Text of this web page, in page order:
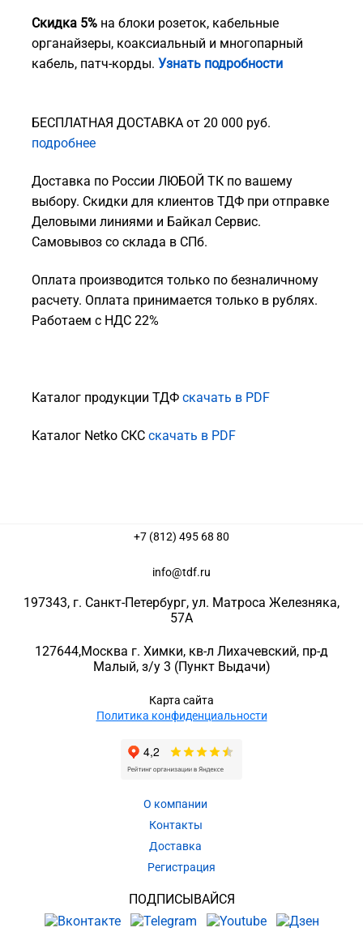
Скидка 5% на блоки розеток, кабельные
органайзеры, коаксиальный и многопарный
кабель, патч-корды. Узнать подробности
БЕСПЛАТНАЯ ДОСТАВКА от 20 000 руб.
подробнее
Доставка по России ЛЮБОЙ ТК по вашему
выбору. Скидки для клиентов ТДФ при отправке
Деловыми линиями и Байкал Сервис.
Самовывоз со склада в СПб.
Оплата производится только по безналичному
расчету. Оплата принимается только в рублях.
Работаем с НДС 22%
Каталог продукции ТДФ скачать в PDF
Каталог Netko СКС скачать в PDF
+7 (812) 495 68 80
info@tdf.ru
197343, г. Санкт-Петербург, ул. Матроса Железняка,
57A
127644,Москва г. Химки, кв-л Лихачевский, пр-д
Малый, з/у 3 (Пункт Выдачи)
Карта сайта
Политика конфиденциальности
О компании
Контакты
Доставка
Регистрация
ПОДПИСЫВАЙСЯ